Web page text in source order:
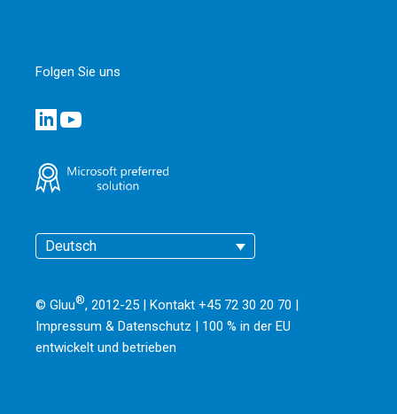
Folgen Sie uns
Deutsch
© Gluu®, 2012-25 | Kontakt +45 72 30 20 70 |
Impressum & Datenschutz
100 % in der EU
entwickelt und betrieben